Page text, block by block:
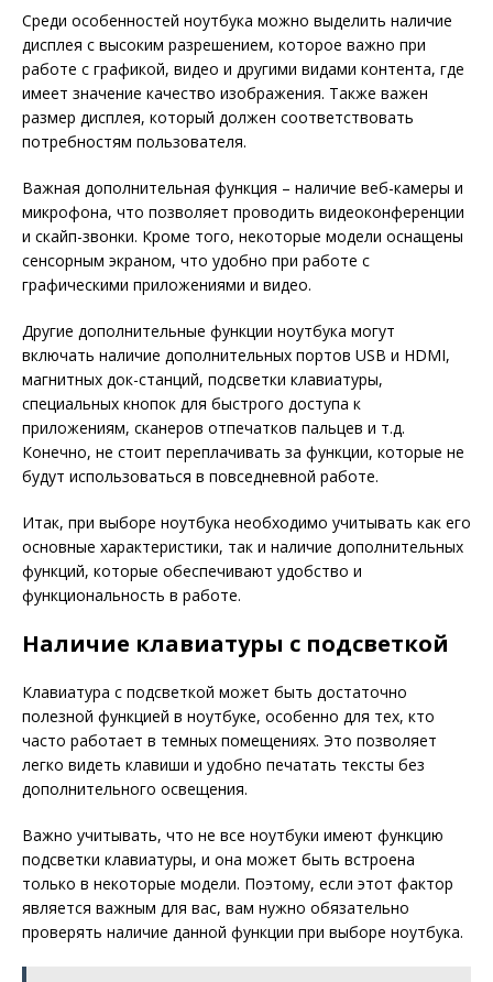
Среди особенностей ноутбука можно выделить наличие
дисплея с высоким разрешением, которое важно при
работе с графикой, видео и другими видами контента, где
имеет значение качество изображения. Также важен
размер дисплея, который должен соответствовать
потребностям пользователя.
Важная дополнительная функция – наличие веб-камеры и
микрофона, что позволяет проводить видеоконференции
и скайп-звонки. Кроме того, некоторые модели оснащены
сенсорным экраном, что удобно при работе с
графическими приложениями и видео.
Другие дополнительные функции ноутбука могут
включать наличие дополнительных портов USB и HDMI,
магнитных док-станций, подсветки клавиатуры,
специальных кнопок для быстрого доступа к
приложениям, сканеров отпечатков пальцев и т.д.
Конечно, не стоит переплачивать за функции, которые не
будут использоваться в повседневной работе.
Итак, при выборе ноутбука необходимо учитывать как его
основные характеристики, так и наличие дополнительных
функций, которые обеспечивают удобство и
функциональность в работе.
Наличие клавиатуры с подсветкой
Клавиатура с подсветкой может быть достаточно
полезной функцией в ноутбуке, особенно для тех, кто
часто работает в темных помещениях. Это позволяет
легко видеть клавиши и удобно печатать тексты без
дополнительного освещения.
Важно учитывать, что не все ноутбуки имеют функцию
подсветки клавиатуры, и она может быть встроена
только в некоторые модели. Поэтому, если этот фактор
является важным для вас, вам нужно обязательно
проверять наличие данной функции при выборе ноутбука.